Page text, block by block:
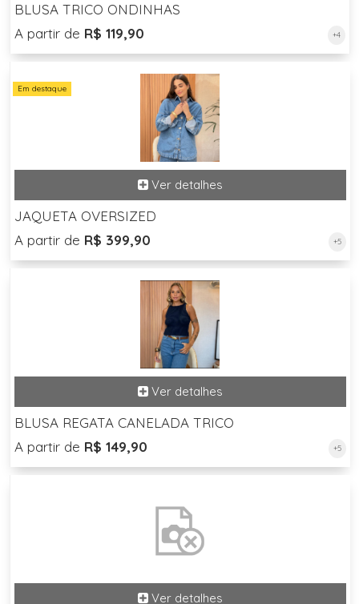
BLUSA TRICO ONDINHAS
A partir de R$ 119,90 +4
Em destaque
JAQUETA OVERSIZED
A partir de R$ 399,90 +5
BLUSA REGATA CANELADA TRICO
A partir de R$ 149,90 +5